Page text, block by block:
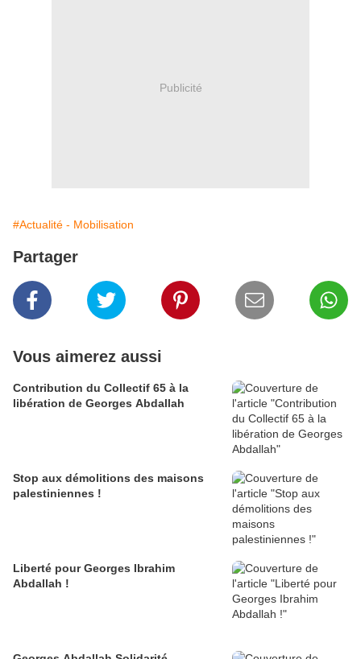
Publicité
#Actualité - Mobilisation
Partager
Vous aimerez aussi
Contribution du Collectif 65 à la
libération de Georges Abdallah
Stop aux démolitions des maisons
palestiniennes !
Liberté pour Georges Ibrahim
Abdallah !